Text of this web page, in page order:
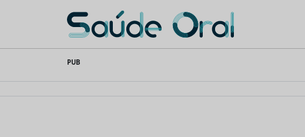
content
Saúde Oral
PUB